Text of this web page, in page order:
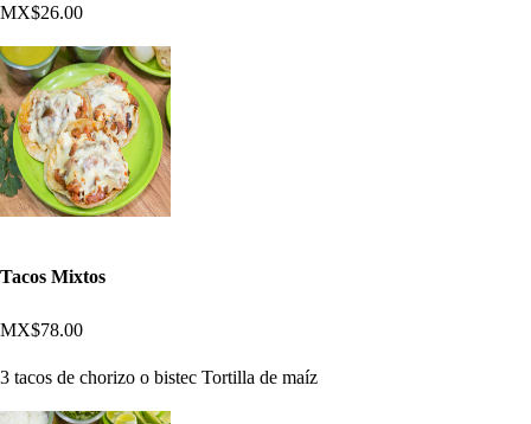
MX$26.00
Tacos Mixtos
MX$78.00
3 tacos de chorizo o bistec Tortilla de maíz